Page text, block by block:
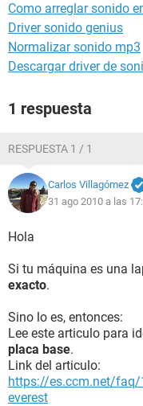
Como arreglar sonido
Driver sonido genius
Normalizar sonido mp3
Descargar driver de
1 respuesta
RESPUESTA 1 / 1
Carlos Villagómez
31 ago 2010 a las
Hola
Si tu máquina es una
exacto.
Sino lo es, entonces:
Lee este articulo para
placa base.
Link del articulo:
https://es.ccm.net/faq/
everest